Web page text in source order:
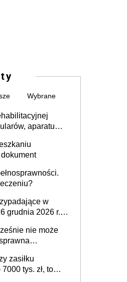
Wybrane
aparatu
w
grudnia 2026 r.) –
i administracja
nie może
zasiłku
tys. zł, to